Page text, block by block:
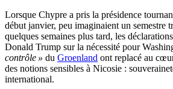
Lorsque Chypre a pris la présidence
début janvier, peu imaginaient un semestre
quelques semaines plus tard, les
Donald Trump sur la nécessité pour
contrôle » du Groenland ont replacé au
des notions sensibles à Nicosie :
international.